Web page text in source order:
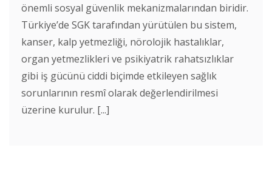
önemli sosyal güvenlik mekanizmalarından biridir.
Türkiye’de SGK tarafından yürütülen bu sistem,
kanser, kalp yetmezliği, nörolojik hastalıklar,
organ yetmezlikleri ve psikiyatrik rahatsızlıklar
gibi iş gücünü ciddi biçimde etkileyen sağlık
sorunlarının resmî olarak değerlendirilmesi
üzerine kurulur. [...]